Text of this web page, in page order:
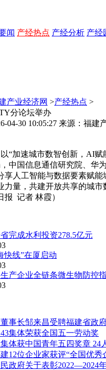
闻 产经热点 产经分析 产经
产业经济网 >产经热点 >
分论坛举办
04-30 10:05:27 来源：福建
加速城市数智创新，AI赋
国信息通信研究院、华为
享人工智能与数据要素赋
力量，共建开放共享的城市
报 记者 林霞）
省完成水利投资278.5亿元
快线”在厦启动
产企业全链条微生物防控
事长邹来昌受聘福建省政
集体荣获全国五一劳动奖
体获中国青年五四奖章 24
12位企业家获评“全国优秀
政府关于表彰2022—2024